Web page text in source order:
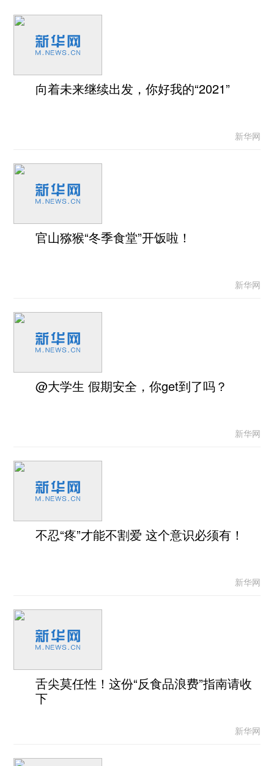
向着未来继续出发，你好我的“2021”
新华网
官山猕猴“冬季食堂”开饭啦！
新华网
@大学生 假期安全，你get到了吗？
新华网
不忍“疼”才能不割爱 这个意识必须有！
新华网
舌尖莫任性！这份“反食品浪费”指南请收
下
新华网